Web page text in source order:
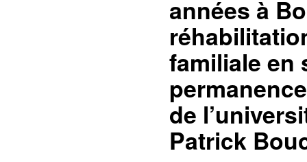
années à
familiale en
de
Patrick